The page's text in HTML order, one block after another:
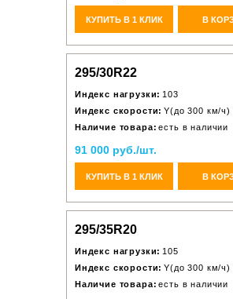
КУПИТЬ В 1 КЛИК В
295/30R22
Индекс нагрузки: 103
Индекс скорости: Y(до 300 км/ч)
Наличие товара: есть в наличии
91 000 руб./шт.
КУПИТЬ В 1 КЛИК В
295/35R20
Индекс нагрузки: 105
Индекс скорости: Y(до 300 км/ч)
Наличие товара: есть в наличии